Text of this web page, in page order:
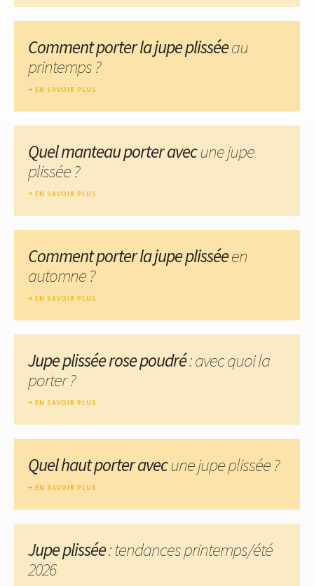
Comment porter la jupe plisséeau
printemps ?
EN SAVOIR PLUS
Quel manteau porter avecune jupe
plissée ?
EN SAVOIR PLUS
Comment porter la jupe plisséeen
automne ?
EN SAVOIR PLUS
Jupe plissée rose poudré: avec quoi la
porter ?
EN SAVOIR PLUS
Quel haut porter avecune jupe plissée ?
EN SAVOIR PLUS
Jupe plissée: tendances printemps/été
2026